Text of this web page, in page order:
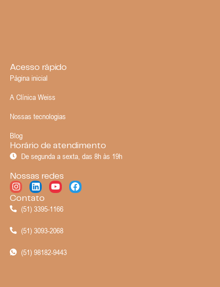
Acesso rápido
Página inicial
A Clínica Weiss
Nossas tecnologias
Blog
Horário de atendimento
De segunda a sexta, das 8h às 19h
Nossas redes
Contato
(51) 3395-1166
(51) 3093-2068
(51) 98182-9443